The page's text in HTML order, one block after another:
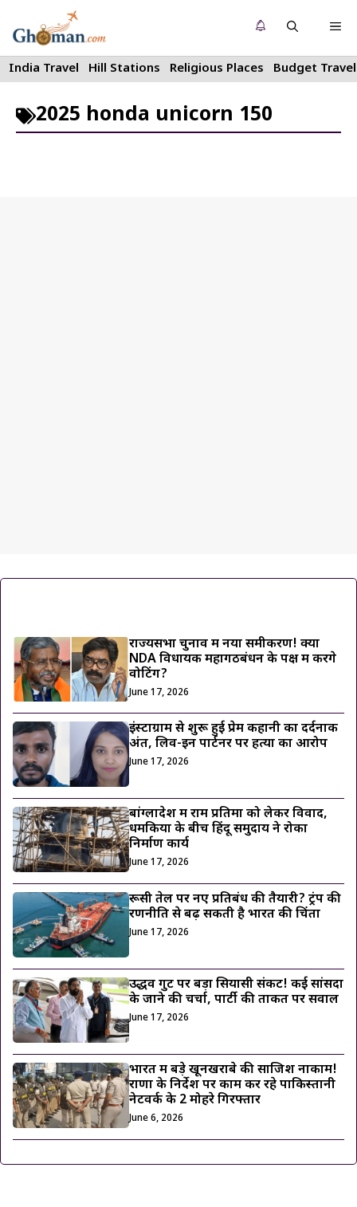
to
content
India Travel Hill Stations Religious Places Budget Travel
2025 honda unicorn 150
राज्यसभा चुनाव में नया समीकरण! क्या
NDA विधायक महागठबंधन के पक्ष में करेंगे
वोटिंग?
June 17, 2026
इंस्टाग्राम से शुरू हुई प्रेम कहानी का दर्दनाक
अंत, लिव-इन पार्टनर पर हत्या का आरोप
June 17, 2026
बांग्लादेश में राम प्रतिमा को लेकर विवाद,
धमकियों के बीच हिंदू समुदाय ने रोका
निर्माण कार्य
June 17, 2026
रूसी तेल पर नए प्रतिबंध की तैयारी? ट्रंप की
रणनीति से बढ़ सकती है भारत की चिंता
June 17, 2026
उद्धव गुट पर बड़ा सियासी संकट! कई सांसदों
के जाने की चर्चा, पार्टी की ताकत पर सवाल
June 17, 2026
भारत में बड़े खूनखराबे की साजिश नाकाम!
राणा के निर्देश पर काम कर रहे पाकिस्तानी
नेटवर्क के 2 मोहरे गिरफ्तार
June 6, 2026